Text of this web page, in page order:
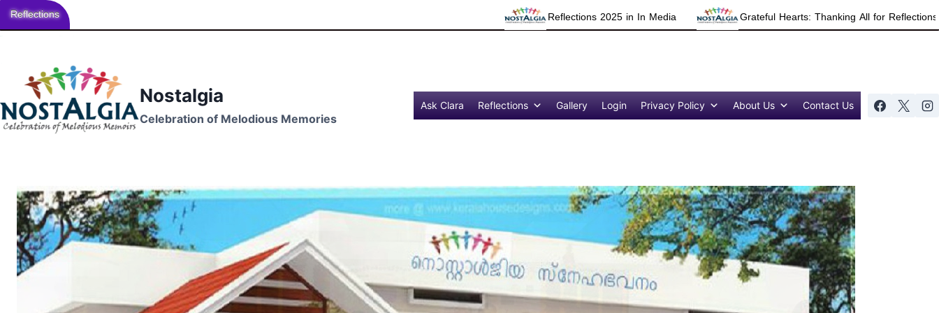
Reflections Reflections 2025 in In Media Grateful Hearts: Thanking All for Reflections 2025 Season 7 Success
content
Nostalgia
Celebration of Melodious Memories
Ask Clara Reflections Gallery Login Privacy Policy About Us Contact Us